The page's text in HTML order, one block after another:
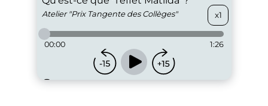
Atelier "Prix Tangente des Collèges" x1
00:00 1:26
...